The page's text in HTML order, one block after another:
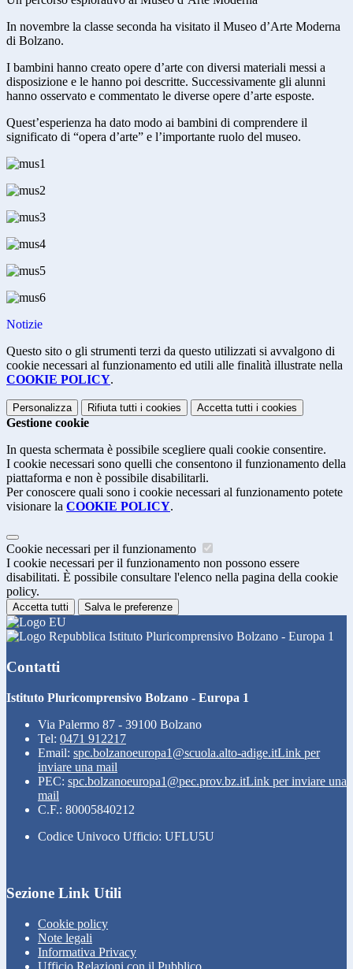
In novembre la classe seconda ha visitato il Museo d’Arte Moderna
di Bolzano.
I bambini hanno creato opere d’arte con diversi materiali messi a
disposizione e le hanno poi descritte. Successivamente gli alunni
hanno osservato e commentato le diverse opere d’arte esposte.
Quest’esperienza ha dato modo ai bambini di comprendere il
significato di “opera d’arte” e l’importante ruolo del museo.
Notizie
Questo sito o gli strumenti terzi da questo utilizzati si avvalgono di
cookie necessari al funzionamento ed utili alle finalità illustrate nella
COOKIE POLICY.
Personalizza Rifiuta tutti i cookies Accetta tutti i cookies
Gestione cookie
In questa schermata è possibile scegliere quali cookie consentire.
I cookie necessari sono quelli che consentono il funzionamento della
piattaforma e non è possibile disabilitarli.
Per conoscere quali sono i cookie necessari al funzionamento potete
visionare la COOKIE POLICY.
Cookie necessari per il funzionamento
I cookie necessari per il funzionamento non possono essere
disabilitati. È possibile consultare l'elenco nella pagina della cookie
policy.
Accetta tutti Salva le preferenze
Istituto Pluricomprensivo Bolzano - Europa 1
Contatti
Istituto Pluricomprensivo Bolzano - Europa 1
Via Palermo 87 - 39100 Bolzano
Tel: 0471 912217
Email: spc.bolzanoeuropa1@scuola.alto-adige.itLink per
inviare una mail
PEC: spc.bolzanoeuropa1@pec.prov.bz.itLink per inviare una
mail
C.F.: 80005840212
Codice Univoco Ufficio: UFLU5U
Sezione Link Utili
Cookie policy
Note legali
Informativa Privacy
Ufficio Relazioni con il Pubblico